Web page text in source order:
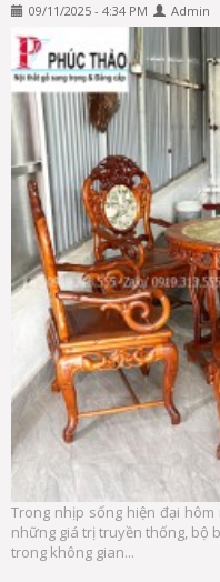
09/11/2025 - 4:34 PM Admin
Trong nhịp sống hiện đại
những giá trị truyền thống, bộ
trong không gian...